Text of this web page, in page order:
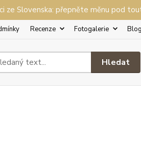
ze Slovenska: přepněte měnu pod
Recenze Fotogalerie Blog
Hledat